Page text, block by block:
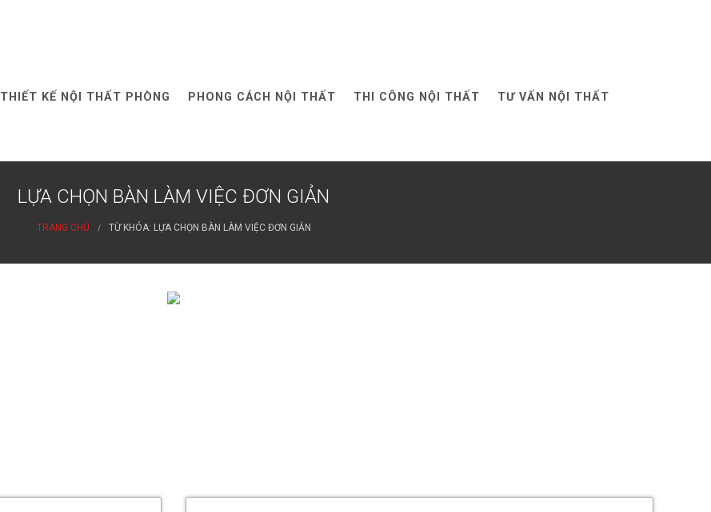
THIẾT KẾ NỘI THẤT PHÒNG PHONG CÁCH NỘI THẤT THI CÔNG NỘI THẤT TƯ VẤN NỘI THẤT
LỰA CHỌN BÀN LÀM VIỆC ĐƠN GIẢN
TRANG CHỦ TỪ KHÓA: LỰA CHỌN BÀN LÀM VIỆC ĐƠN GIẢN